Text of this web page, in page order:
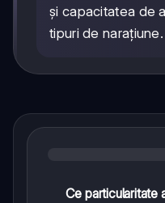
și capacitatea de
tipuri de narațiune.
Ce particularitate